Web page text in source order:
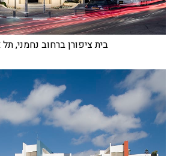
בית ציפורן ברחוב נחמני,